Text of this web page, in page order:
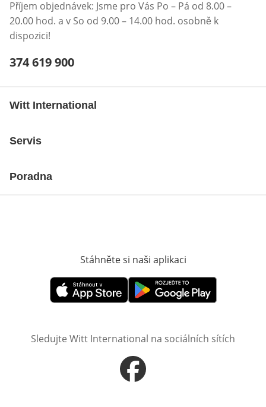
Příjem objednávek: Jsme pro Vás Po – Pá od 8.00 –
20.00 hod. a v So od 9.00 – 14.00 hod. osobně k
dispozici!
Telefonní číslo:
374 619 900
Witt International
Servis
Poradna
Stáhněte si naši aplikaci
Otevře v novém okněOtevře v novém okně
Sledujte Witt International na sociálních sítích
Otevře v novém okně